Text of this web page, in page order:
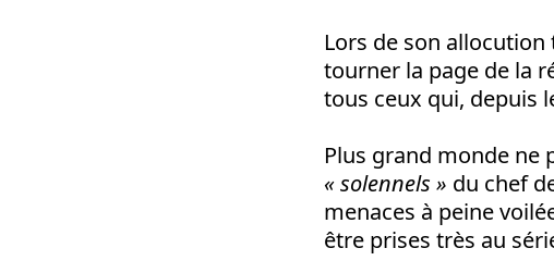
Lors de son allocution
tourner la page de la
tous ceux qui, depuis
Plus grand monde ne
« solennels » du chef
menaces à peine
être prises très au